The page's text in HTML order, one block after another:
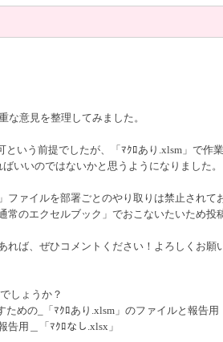
な意見を整理してみました。
という前提でしたが、「ﾏｸﾛあり.xlsm」で作
いいのではないかと思うようになりました。
ファイルを部署ごとのやり取りは禁止されて
常のエクセルブック」でおこないたいため投
れば、ぜひコメントください！よろしくお願
しょうか？
めの_「ﾏｸﾛあり.xlsm」のファイルと報告
用＿「ﾏｸﾛなし.xlsx」